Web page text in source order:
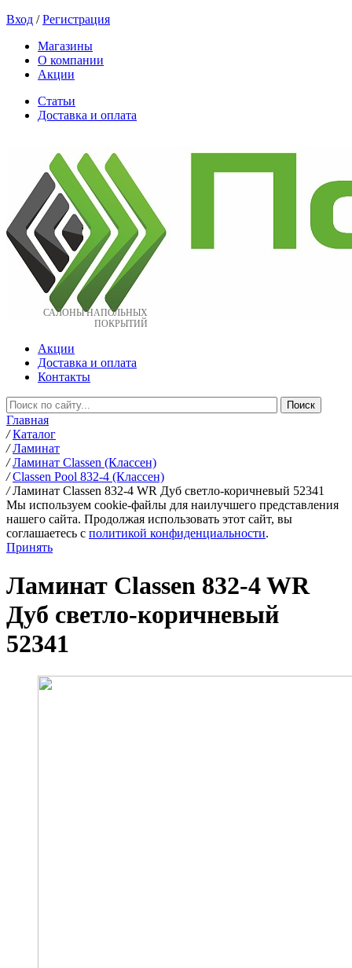
Вход /Регистрация
Магазины
О компании
Акции
Статьи
Доставка и оплата
САЛОНЫ НАПОЛЬНЫХ
ПОКРЫТИЙ
Акции
Доставка и оплата
Контакты
Главная
/ Каталог
/ Ламинат
/ Ламинат Classen (Классен)
/ Classen Pool 832-4 (Классен)
/ Ламинат Classen 832-4 WR Дуб светло-коричневый 52341
Мы используем cookie-файлы для наилучшего представления
нашего сайта. Продолжая использовать этот сайт, вы
соглашаетесь c политикой конфиденциальности.
Принять
Ламинат Classen 832-4 WR
Дуб светло-коричневый
52341